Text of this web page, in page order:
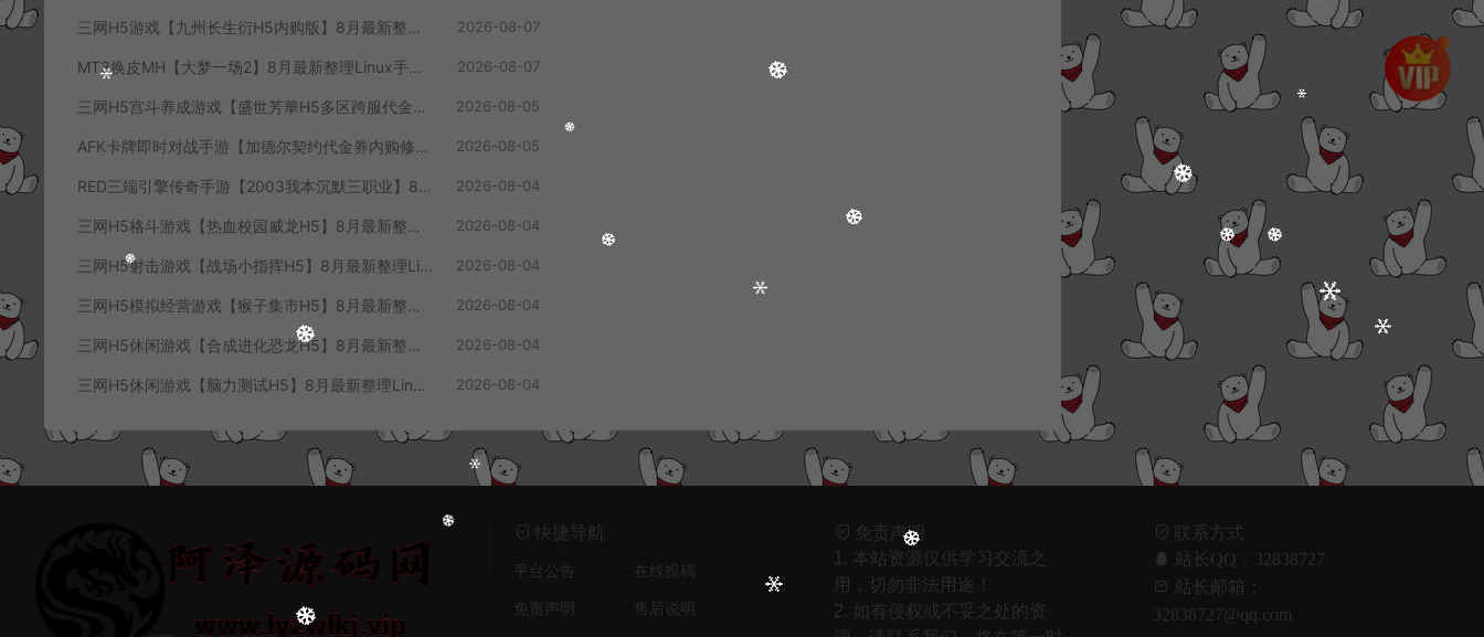
三网H5游戏【九州长生衍H5内购版】8月最新整理Linux手工服务端+管理后台+GM授权后台+简易安卓客户端+详细搭建教程+视频教程 2026-08-07
MT3换皮MH【大梦一场2】8月最新整理Linux手工服务端+源码+管理后台+安卓苹果双端+详细搭建教程+视频教程 2026-08-07
三网H5宫斗养成游戏【盛世芳華H5多区跨服代金券内购优化版】8月最新整理Linux手工服务端+CDK授权后台+全资源安卓+详细搭建教程+视频教程 2026-08-05
AFK卡牌即时对战手游【加德尔契约代金券内购修复版】8月最新整理Linux手工服务端+前后端全套源码+CDK授权后台+安卓苹果双端+详细搭建教程+视频教程 2026-08-05
RED三端引擎传奇手游【2003我本沉默三职业】8月最新整理Win一键服务端+PC安卓+详细搭建教程 2026-08-04
三网H5格斗游戏【热血校园威龙H5】8月最新整理Linux手工服务端+Win一键服务端+解压即玩+简易安卓客户端+详细搭建教程 2026-08-04
三网H5射击游戏【战场小指挥H5】8月最新整理Linux手工服务端+Win一键服务端+解压即玩+简易安卓客户端+详细搭建教程 2026-08-04
三网H5模拟经营游戏【猴子集市H5】8月最新整理Linux手工服务端+Win一键服务端+解压即玩+简易安卓客户端+详细搭建教程 2026-08-04
三网H5休闲游戏【合成进化恐龙H5】8月最新整理Linux手工服务端+Win一键服务端+解压即玩+简易安卓客户端+详细搭建教程 2026-08-04
三网H5休闲游戏【脑力测试H5】8月最新整理Linux手工服务端+Win一键服务端+解压即玩+简易安卓客户端+详细搭建教程 2026-08-04
快捷导航
平台公告
在线投稿
免责声明
售后说明
免责声明
1. 本站资源仅供学习交流之
用，切勿非法用途！
2. 如有侵权或不妥之处的资
联系方式
站长QQ：32838727
站长邮箱：
32838727@qq.com
1 只剩晚风入我怀（回忆版） - 娱乐王牌先锋
爱是虚伪命题 - 音乐马车
风过半山 - 李雪萌、音融三喜
偏爱和例外 - 占二曦